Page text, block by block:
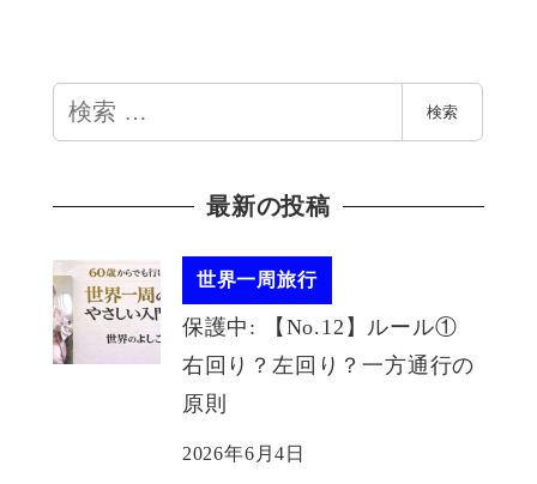
検
索
検索
最新の投稿
世界一周旅行
保護中: 【No.12】ルール①
右回り？左回り？一方通行の
原則
2026年6月4日